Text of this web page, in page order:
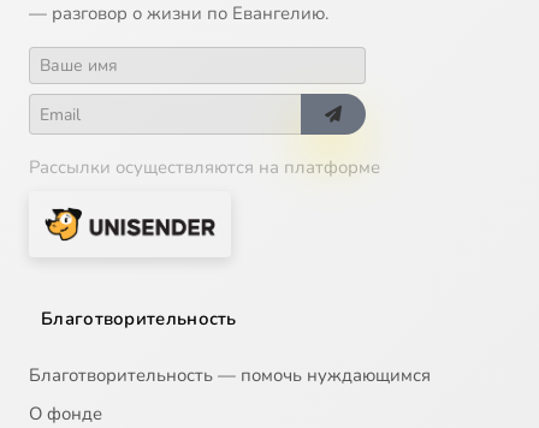
— разговор о жизни по Евангелию.
Рассылки осуществляются на платформе
Благотворительность
Благотворительность — помочь нуждающимся
О фонде